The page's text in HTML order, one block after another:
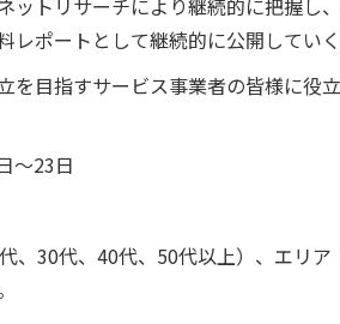
レポートとして継続的に公開してい
を目指すサービス事業者の皆様に役
23日
、30代、40代、50代以上）、エリ